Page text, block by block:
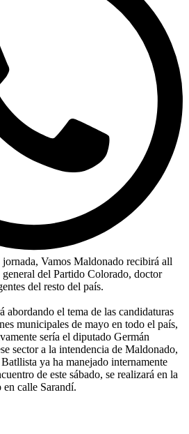
Vamos Maldonado recibirá all
del Partido Colorado, doctor
del resto del país.
abordando el tema de las candidaturas
municipales de mayo en todo el país,
sería el diputado Germán
sector a la intendencia de Maldonado,
ya ha manejado internamente
de este sábado, se realizará en la
en calle Sarandí.